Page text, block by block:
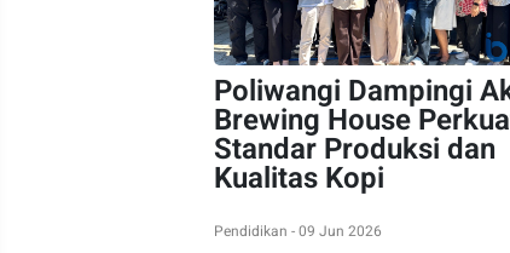
Poliwangi Dampingi
Brewing House
Standar Produksi dan
Kualitas Kopi
Pendidikan - 09 Jun 2026